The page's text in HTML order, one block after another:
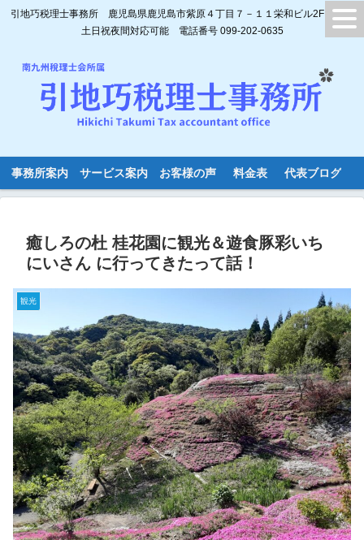
引地巧税理士事務所 鹿児島県鹿児島市紫原４丁目７－１１栄和ビル2F
土日祝夜間対応可能 電話番号 099-202-0635
事務所案内 サービス案内 お客様の声 料金表 代表ブログ
癒しろの杜 桂花園に観光＆遊食豚彩いち
にいさん に行ってきたって話！
観光